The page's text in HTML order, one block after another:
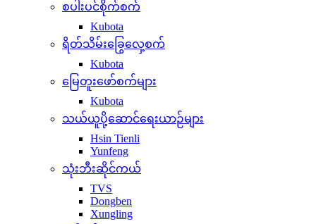
စပါးပင်စိုက်စက်
Kubota
ရိတ်သိမ်းခြွေလှေ့စက်
Kubota
မြေတူးဖော်စက်များ
Kubota
သယ်ယူပို့ဆောင်ရေးယာဉ်များ
Hsin Tienli
Yunfeng
သုံးဘီးဆိုင်ကယ်
TVS
Dongben
Xungling